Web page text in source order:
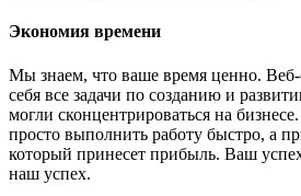
Экономия времени
Мы знаем, что ваше время ценно. Веб-
себя все задачи по созданию и
могли сконцентрироваться на
просто выполнить работу быстро, а
который принесет прибыль. Ваш
наш успех.